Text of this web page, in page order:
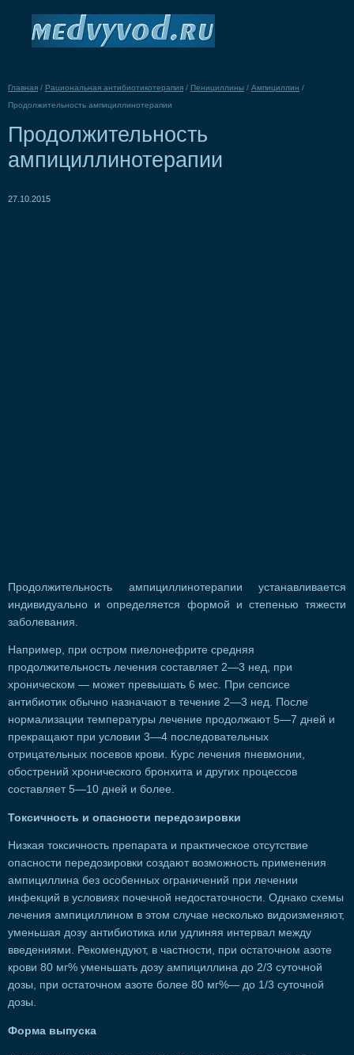
Главная / Рациональная антибиотикотерапия / Пенициллины / Ампициллин /
Продолжительность ампициллинотерапии
Продолжительность
ампициллинотерапии
27.10.2015
Продолжительность ампициллинотерапии устанавливается
индивидуально и определяется формой и степенью тяжести
заболевания.
Например, при остром пиелонефрите средняя
продолжительность лечения составляет 2—3 нед, при
хроническом — может превышать 6 мес. При сепсисе
антибиотик обычно назначают в течение 2—3 нед. После
нормализации температуры лечение продолжают 5—7 дней и
прекращают при условии 3—4 последовательных
отрицательных посевов крови. Курс лечения пневмонии,
обострений хронического бронхита и других процессов
составляет 5—10 дней и более.
Токсичность и опасности передозировки
Низкая токсичность препарата и практическое отсутствие
опасности передозировки создают возможность применения
ампициллина без особенных ограничений при лечении
инфекций в условиях почечной недостаточности. Однако схемы
лечения ампициллином в этом случае несколько видоизменяют,
уменьшая дозу антибиотика или удлиняя интервал между
введениями. Рекомендуют, в частности, при остаточном азоте
крови 80 мг% уменьшать дозу ампициллина до 2/3 суточной
дозы, при остаточном азоте более 80 мг%— до 1/3 суточной
дозы.
Форма выпуска